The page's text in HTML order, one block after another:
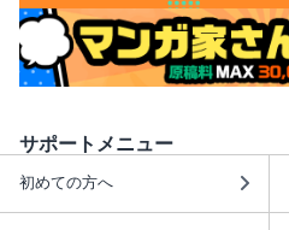
サポートメニュー
初めての方へ